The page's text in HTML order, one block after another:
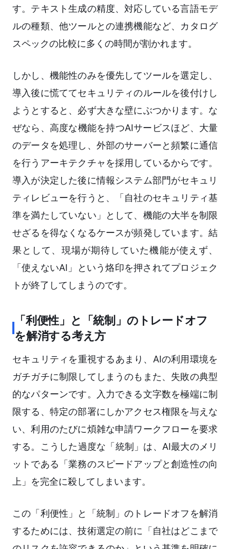
す。テキスト生成の精度、対応している言語モデ
ルの種類、他ツールとの連携機能など、カタログ
スペックの比較に多くの時間が割かれます。
しかし、機能性のみを優先してツールを選定し、
導入後に慌ててセキュリティのルールを後付けし
ようとすると、必ず大きな壁にぶつかります。な
ぜなら、高度な機能を持つAIサービスほど、大量
のデータを処理し、外部のサーバーと頻繁に通信
を行うアーキテクチャを採用しているからです。
導入が決定した後に情報システム部門がセキュリ
ティレビューを行うと、「自社のセキュリティ基
準を満たしていない」として、機能の大半を制限
せざるを得なくなるケースが頻発しています。結
果として、現場が期待していた機能が使えず、
「使えないAI」という烙印を押されてプロジェク
トが終了してしまうのです。
「利便性」と「統制」のトレードオフ
を解消する考え方
セキュリティを重視するあまり、AIの利用環境を
ガチガチに制限してしまうのもまた、失敗の典型
的なパターンです。入力できる文字数を極端に制
限する、特定の部署にしかアクセス権限を与えな
い、利用のたびに煩雑な申請ワークフローを要求
する。こうした過度な「統制」は、AI最大のメリ
ットである「業務のスピードアップと創造性の向
上」を完全に殺してしまいます。
この「利便性」と「統制」のトレードオフを解消
するためには、技術選定の前に「自社はどこまで